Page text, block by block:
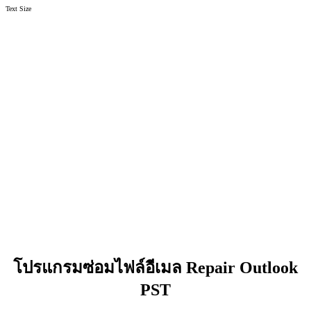
Text Size
โปรแกรมซ่อมไฟล์อีเมล Repair Outlook
PST